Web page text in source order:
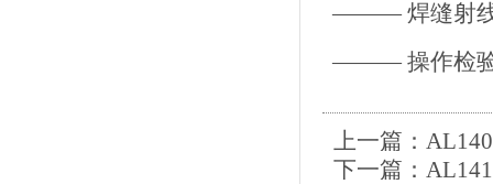
——— 焊
——— 操作
上一篇：
下一篇：